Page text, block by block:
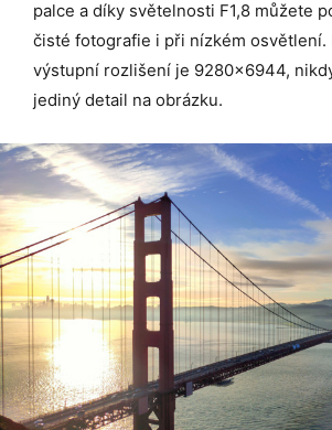
palce a díky světelnosti F1,8 můžete
čisté fotografie i při nízkém osvětlení.
výstupní rozlišení je 9280x6944,
jediný detail na obrázku.